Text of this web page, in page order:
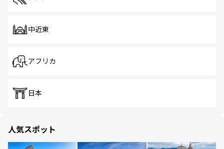
中近東
アフリカ
日本
人気スポット